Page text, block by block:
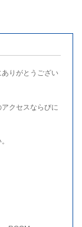
りがとうござい
クセスならびに